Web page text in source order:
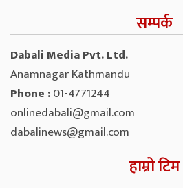
सम्पर्क
Dabali Media Pvt. Ltd.
Anamnagar Kathmandu
Phone :01-4771244
onlinedabali@gmail.com
dabalinews@gmail.com
हाम्रो टिम